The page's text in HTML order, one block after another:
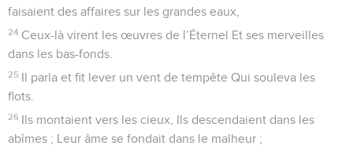
faisaient des affaires sur les grandes eaux,
24 Ceux-là virent les œuvres de l’Éternel Et ses merveilles
dans les bas-fonds.
25 Il parla et fit lever un vent de tempête Qui souleva les
flots.
26 Ils montaient vers les cieux, Ils descendaient dans les
abîmes ; Leur âme se fondait dans le malheur ;